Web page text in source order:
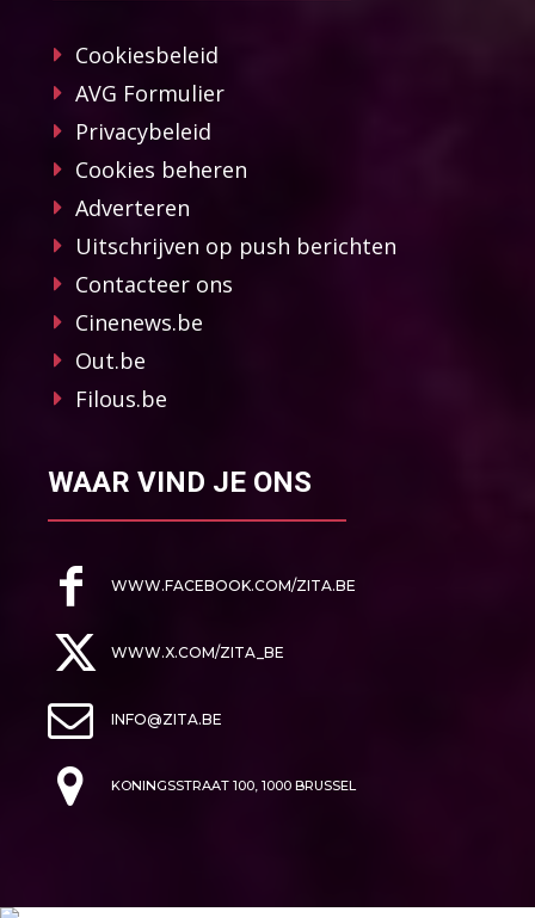
Cookiesbeleid
AVG Formulier
Privacybeleid
Cookies beheren
Adverteren
Uitschrijven op push berichten
Contacteer ons
Cinenews.be
Out.be
Filous.be
WAAR VIND JE ONS
WWW.FACEBOOK.COM/ZITA.BE
WWW.X.COM/ZITA_BE
INFO@ZITA.BE
KONINGSSTRAAT 100, 1000 BRUSSEL